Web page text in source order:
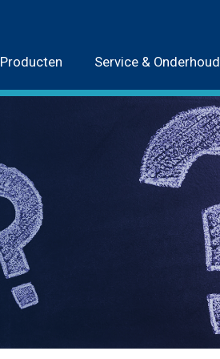
Producten Service & Onderhoud